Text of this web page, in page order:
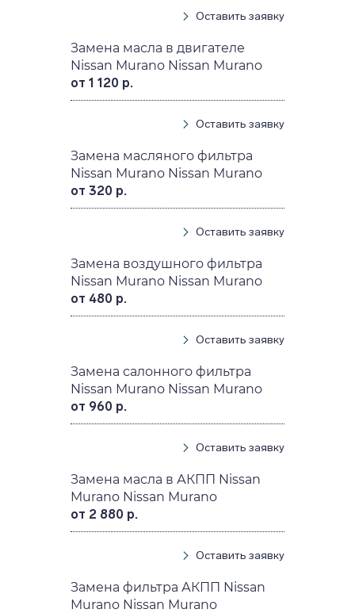
Оставить заявку
Замена масла в двигателе
Nissan Murano Nissan Murano
от 1 120 р.
Оставить заявку
Замена масляного фильтра
Nissan Murano Nissan Murano
от 320 р.
Оставить заявку
Замена воздушного фильтра
Nissan Murano Nissan Murano
от 480 р.
Оставить заявку
Замена салонного фильтра
Nissan Murano Nissan Murano
от 960 р.
Оставить заявку
Замена масла в АКПП Nissan
Murano Nissan Murano
от 2 880 р.
Оставить заявку
Замена фильтра АКПП Nissan
Murano Nissan Murano